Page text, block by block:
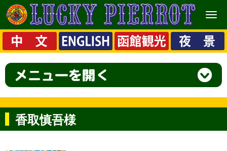
メ
ニ
ュ
ー
香取慎吾様